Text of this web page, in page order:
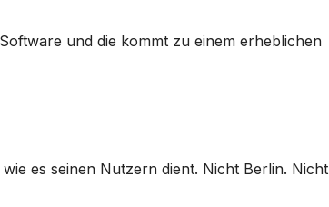
und die kommt zu einem erheblichen
es seinen Nutzern dient. Nicht Berlin. Nicht